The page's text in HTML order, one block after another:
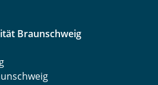
Braunschweig